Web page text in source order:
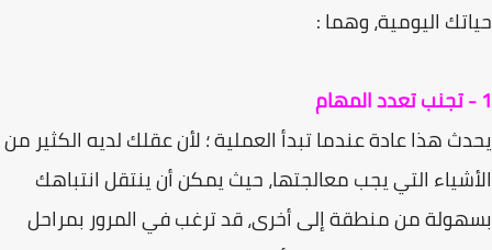
حیاتك الیومیة، وھما :
1 - تجنب تعدد المهام
یحدث ھذا عادة عندما تبدأ العملیة ؛ لأن عقلك لدیه الكثیر من
الأشیاء التي یجب معالجتھا، حیث یمكن أن ینتقل انتباھك
بسھولة من منطقة إلى أخرى، قد ترغب في المرور بمراحل